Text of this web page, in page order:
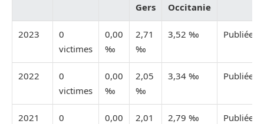
Gers
Occitanie
2023
0
victimes
0,00
‰
2,71
‰
3,52 ‰ Publiée
2022
0
victimes
0,00
‰
2,05
‰
3,34 ‰ Publiée
2021
0
0,00
2,01
2,79 ‰ Publiée